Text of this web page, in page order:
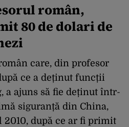
român,
80 de dolari de
care, din profesor
ce a deținut funcții
a ajuns să fie deținut într-
siguranță din China,
după ce ar fi primit